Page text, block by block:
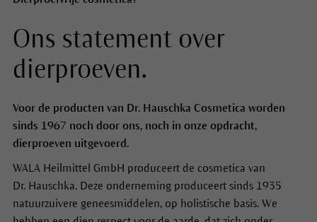
Ons statement over
dierproeven.
Voor de producten van Dr. Hauschka Cosmetica worden
sinds 1967 noch door ons, noch in onze opdracht,
dierproeven uitgevoerd.
WALA Heilmittel GmbH produceert de cosmetica van
Dr. Hauschka. Deze onderneming produceert sinds 1935
natuurzuivere geneesmiddelen, op holistische basis. We